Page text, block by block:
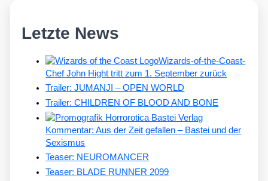
Letzte News
Wizards-of-the-Coast-
Chef John Hight tritt zum 1. September zurück
Trailer: JUMANJI – OPEN WORLD
Trailer: CHILDREN OF BLOOD AND BONE
Kommentar: Aus der Zeit gefallen – Bastei und der
Sexismus
Teaser: NEUROMANCER
Teaser: BLADE RUNNER 2099